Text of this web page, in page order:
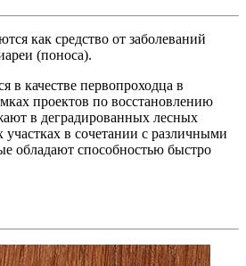
как средство от заболеваний
(поноса).
в качестве первопроходца в
проектов по восстановлению
в деградированных лесных
в сочетании с различными
обладают способностью быстро